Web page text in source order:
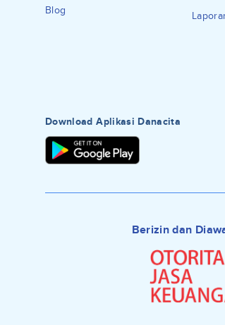
Blog
Download Aplikasi Danacita
Berizin dan